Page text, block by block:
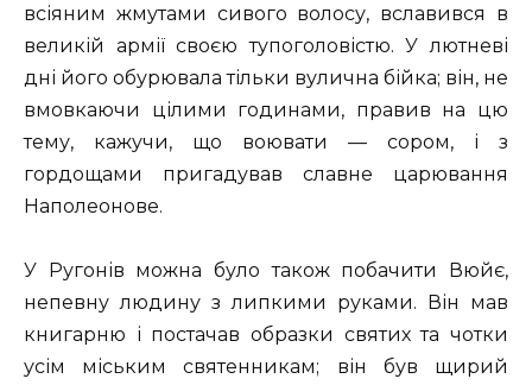
всіяним жмутами сивого волосу, вславився в
великій армії своєю тупоголовістю. У лютневі
дні його обурювала тільки вулична бійка; він, не
вмовкаючи цілими годинами, правив на цю
тему, кажучи, що воювати — сором, і з
гордощами пригадував славне царювання
Наполеонове.
У Ругонів можна було також побачити Вюйє,
непевну людину з липкими руками. Він мав
книгарню і постачав образки святих та чотки
усім міським святенникам; він був щирий